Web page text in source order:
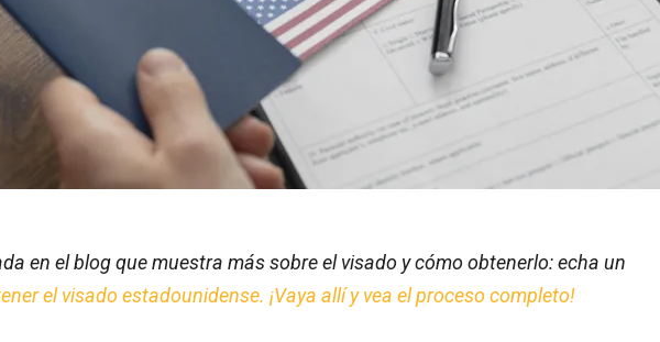
en el blog que muestra más sobre el visado y cómo obtenerlo: echa un
el visado estadounidense. ¡Vaya allí y vea el proceso completo!